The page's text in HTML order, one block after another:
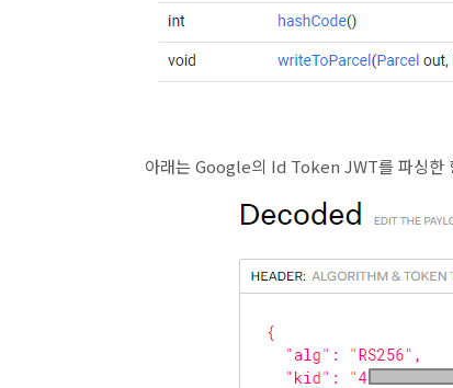
아래는 Google의 Id Token JWT를 파싱한